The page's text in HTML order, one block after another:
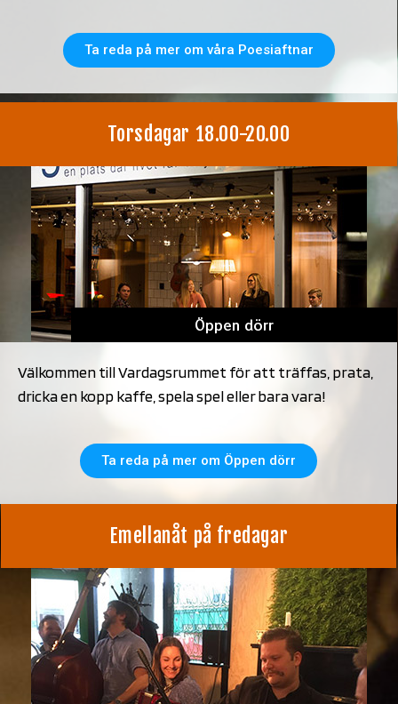
Ta reda på mer om våra Poesiaftnar
Torsdagar 18.00-20.00
Öppen dörr
Välkommen till Vardagsrummet för att träffas, prata,
dricka en kopp kaffe, spela spel eller bara vara!
Ta reda på mer om Öppen dörr
Emellanåt på fredagar